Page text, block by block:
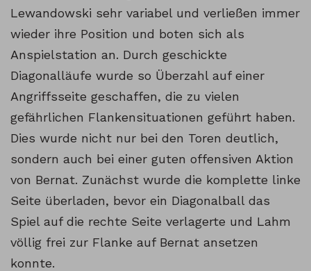
Lewandowski sehr variabel und verließen immer
wieder ihre Position und boten sich als
Anspielstation an. Durch geschickte
Diagonalläufe wurde so Überzahl auf einer
Angriffsseite geschaffen, die zu vielen
gefährlichen Flankensituationen geführt haben.
Dies wurde nicht nur bei den Toren deutlich,
sondern auch bei einer guten offensiven Aktion
von Bernat. Zunächst wurde die komplette linke
Seite überladen, bevor ein Diagonalball das
Spiel auf die rechte Seite verlagerte und Lahm
völlig frei zur Flanke auf Bernat ansetzen
konnte.